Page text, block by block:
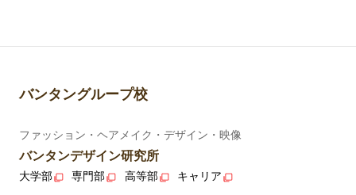
バンタングループ校
ファッション・ヘアメイク・デザイン・映像
バンタンデザイン研究所
大学部 専門部 高等部 キャリア